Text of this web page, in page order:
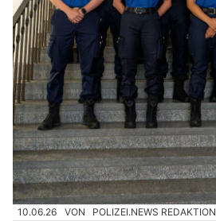
10.06.26 VON POLIZEI.NEWS REDAKTION